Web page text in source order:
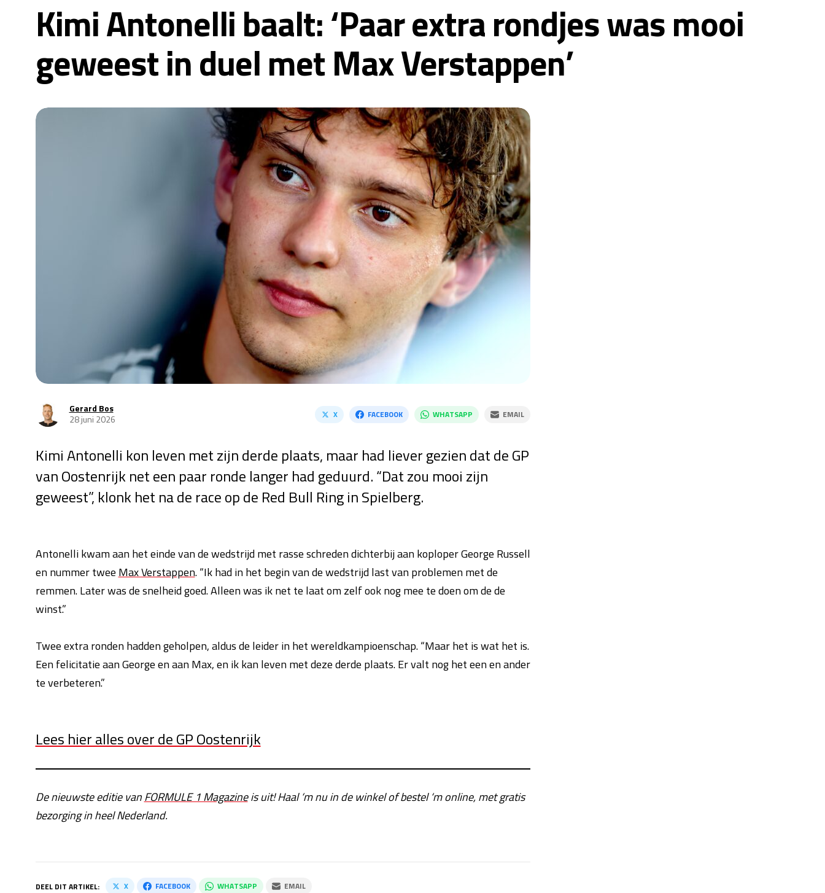
Kimi Antonelli baalt: ‘Paar extra rondjes was mooi
geweest in duel met Max Verstappen’
Gerard Bos
28 juni 2026
X FACEBOOK WHATSAPP EMAIL
Kimi Antonelli kon leven met zijn derde plaats, maar had liever gezien dat de GP
van Oostenrijk net een paar ronde langer had geduurd. “Dat zou mooi zijn
geweest”, klonk het na de race op de Red Bull Ring in Spielberg.
Antonelli kwam aan het einde van de wedstrijd met rasse schreden dichterbij aan koploper George Russell
en nummer twee Max Verstappen. “Ik had in het begin van de wedstrijd last van problemen met de
remmen. Later was de snelheid goed. Alleen was ik net te laat om zelf ook nog mee te doen om de de
winst.”
Twee extra ronden hadden geholpen, aldus de leider in het wereldkampioenschap. “Maar het is wat het is.
Een felicitatie aan George en aan Max, en ik kan leven met deze derde plaats. Er valt nog het een en ander
te verbeteren.”
Lees hier alles over de GP Oostenrijk
De nieuwste editie vanFORMULE 1 Magazineis uit! Haal ‘m nu in de winkel of bestel ‘m online, met gratis
bezorging in heel Nederland.
DEEL DIT ARTIKEL: X FACEBOOK WHATSAPP EMAIL